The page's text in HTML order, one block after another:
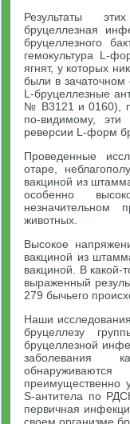
Результаты
бруцеллезная
бруцеллезного
гемокультура L-
ягнят, у которых
были в
L-бруцеллезные
№ В3121 и 0160),
по-видимому, эти
реверсии L-форм
Проведенные
отаре,
вакциной из
особенно
незначительном
животных.
Высокое
вакциной из
вакциной. В какой-
выраженный
279 бычьего
Наши
бруцеллезу
бруцеллезной
заболевания
преимущественно
S-антитела по
первичная